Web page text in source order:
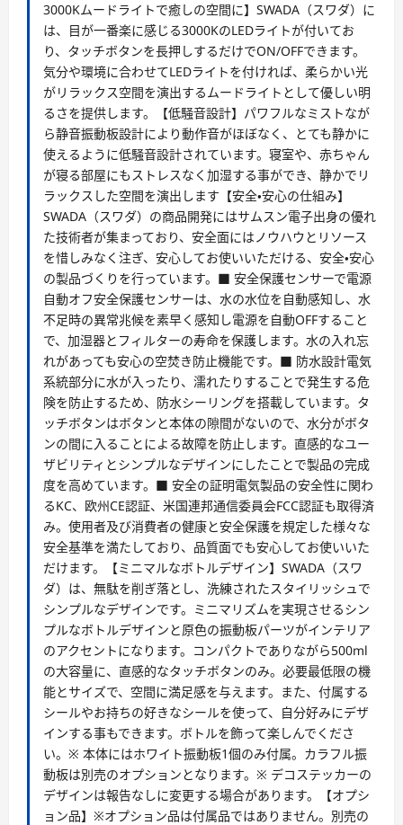
3000Kムードライトで癒しの空間に】SWADA（スワダ）に
は、目が一番楽に感じる3000KのLEDライトが付いてお
り、タッチボタンを長押しするだけでON/OFFできます。
気分や環境に合わせてLEDライトを付ければ、柔らかい光
がリラックス空間を演出するムードライトとして優しい明
るさを提供します。【低騒音設計】パワフルなミストなが
ら静音振動板設計により動作音がほぼなく、とても静かに
使えるように低騒音設計されています。寝室や、赤ちゃん
が寝る部屋にもストレスなく加湿する事ができ、静かでリ
ラックスした空間を演出します【安全・安心の仕組み】
SWADA（スワダ）の商品開発にはサムスン電子出身の優れ
た技術者が集まっており、安全面にはノウハウとリソース
を惜しみなく注ぎ、安心してお使いいただける、安全・安心
の製品づくりを行っています。■ 安全保護センサーで電源
自動オフ安全保護センサーは、水の水位を自動感知し、水
不足時の異常兆候を素早く感知し電源を自動OFFすること
で、加湿器とフィルターの寿命を保護します。水の入れ忘
れがあっても安心の空焚き防止機能です。■ 防水設計電気
系統部分に水が入ったり、濡れたりすることで発生する危
険を防止するため、防水シーリングを搭載しています。タ
ッチボタンはボタンと本体の隙間がないので、水分がボタ
ンの間に入ることによる故障を防止します。直感的なユー
ザビリティとシンプルなデザインにしたことで製品の完成
度を高めています。■ 安全の証明電気製品の安全性に関わ
るKC、欧州CE認証、米国連邦通信委員会FCC認証も取得済
み。使用者及び消費者の健康と安全保護を規定した様々な
安全基準を満たしており、品質面でも安心してお使いいた
だけます。【ミニマルなボトルデザイン】SWADA（スワ
ダ）は、無駄を削ぎ落とし、洗練されたスタイリッシュで
シンプルなデザインです。ミニマリズムを実現させるシン
プルなボトルデザインと原色の振動板パーツがインテリア
のアクセントになります。コンパクトでありながら500ml
の大容量に、直感的なタッチボタンのみ。必要最低限の機
能とサイズで、空間に満足感を与えます。また、付属する
シールやお持ちの好きなシールを使って、自分好みにデザ
インする事もできます。ボトルを飾って楽しんでくださ
い。※ 本体にはホワイト振動板1個のみ付属。カラフル振
動板は別売のオプションとなります。※ デコステッカーの
デザインは報告なしに変更する場合があります。【オプシ
ョン品】※オプション品は付属品ではありません。別売の